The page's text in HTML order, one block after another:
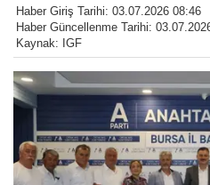
Haber Giriş Tarihi: 03.07.2026 08:46
Haber Güncellenme Tarihi:
Kaynak: IGF